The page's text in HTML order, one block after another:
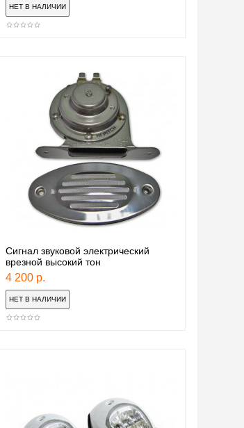
Сигнал звуковой электрический
врезной высокий тон
4 200 р.